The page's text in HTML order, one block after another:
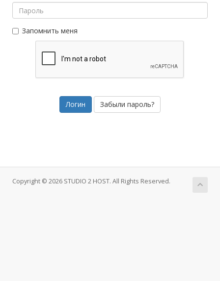
Запомнить меня
Забыли пароль?
Copyright © 2026 STUDIO 2 HOST. All Rights Reserved.